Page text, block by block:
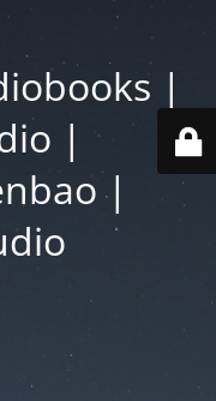
|
|
|